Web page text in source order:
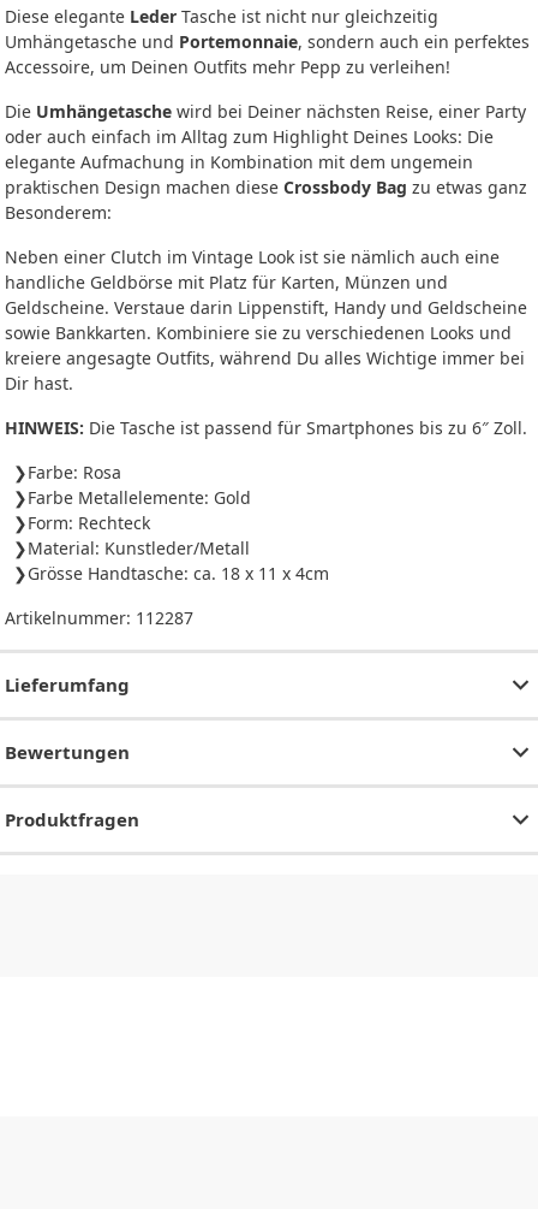
Diese elegante Leder Tasche ist nicht nur gleichzeitig
Umhängetasche und Portemonnaie, sondern auch ein perfektes
Accessoire, um Deinen Outfits mehr Pepp zu verleihen!
Die Umhängetasche wird bei Deiner nächsten Reise, einer Party
oder auch einfach im Alltag zum Highlight Deines Looks: Die
elegante Aufmachung in Kombination mit dem ungemein
praktischen Design machen diese Crossbody Bag zu etwas ganz
Besonderem:
Neben einer Clutch im Vintage Look ist sie nämlich auch eine
handliche Geldbörse mit Platz für Karten, Münzen und
Geldscheine. Verstaue darin Lippenstift, Handy und Geldscheine
sowie Bankkarten. Kombiniere sie zu verschiedenen Looks und
kreiere angesagte Outfits, während Du alles Wichtige immer bei
Dir hast.
HINWEIS: Die Tasche ist passend für Smartphones bis zu 6″ Zoll.
Farbe: Rosa
Farbe Metallelemente: Gold
Form: Rechteck
Material: Kunstleder/Metall
Grösse Handtasche: ca. 18 x 11 x 4cm
Artikelnummer: 112287
Lieferumfang
Bewertungen
Produktfragen